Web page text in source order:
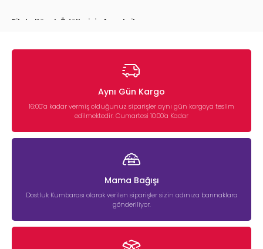
Fileto Köpek Ödüllerinin Avantajları
Kas gelişimini destekler ve enerjik bir yaşam sunar.
Lezzetli yapısı sayesinde komut eğitimlerinde motivasyonu
Kolay Çiğnenebilir
Yumuşak yapısı yavru ve yaşlı köpekler için uygundur.
Ara öğün veya ödül olarak güvenle kullanılabilir.
Fileto Köpek Ödülü Çeşitleri
fileto köpek ödülleribulunmaktadır:
Aynı Gün Kargo
16:00’a kadar vermiş olduğunuz siparişler aynı gün kargoya teslim
edilmektedir. Cumartesi 10:00'a Kadar
Mama Bağışı
Dostluk Kumbarası olarak verilen siparişler sizin adınıza barınaklara
gönderiliyor.